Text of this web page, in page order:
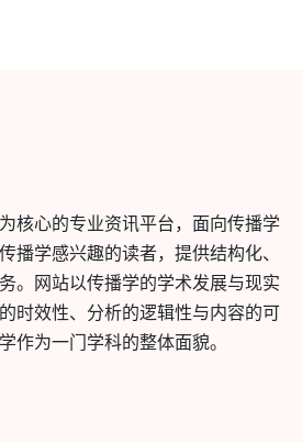
核心的专业资讯平台，面向传播学
播学感兴趣的读者，提供结构化、
。网站以传播学的学术发展与现实
时效性、分析的逻辑性与内容的可
作为一门学科的整体面貌。